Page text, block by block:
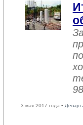
3 мая 2017 года •